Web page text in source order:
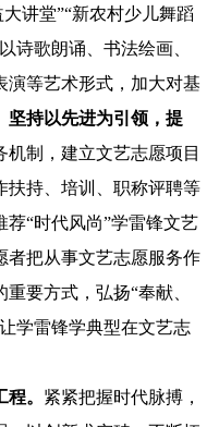
讲堂”“新农村少儿舞蹈
诗歌朗诵、书法绘画、
演等艺术形式，加大对基
坚持以先进为引领，提
制，建立文艺志愿项目
扶持、培训、职称评聘等
“时代风尚”学雷锋文艺
者把从事文艺志愿服务作
要方式，弘扬“奉献、
学雷锋学典型在文艺志
。 紧紧把握时代脉搏，